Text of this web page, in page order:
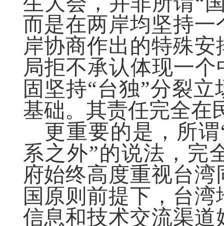
而是在两岸均坚持
岸协商作出的特殊安
局拒不承认体现一
固坚持“台独”分裂
基础。其责任完全在
更重要的是，所谓
系之外”的说法，完
府始终高度重视台
国原则前提下，台
信息和技术交流渠